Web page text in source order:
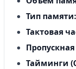
Тип памяти:
Тактовая
Тайминги